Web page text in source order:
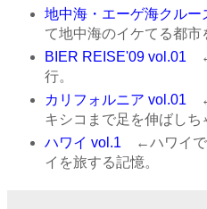
地中海・エーゲ海クルー
て地中海のイケてる都市
BIER REISE'09 vol.01 ←
行。
カリフォルニア vol.01 ←
キシコまで足を伸ばしち
ハワイ vol.1 ←ハワイで
イを旅する記憶。